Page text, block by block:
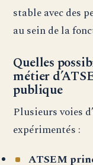
stable avec des
au sein de la
Quelles
métier
publique
Plusieurs voies
expérimentés :
ATSEM